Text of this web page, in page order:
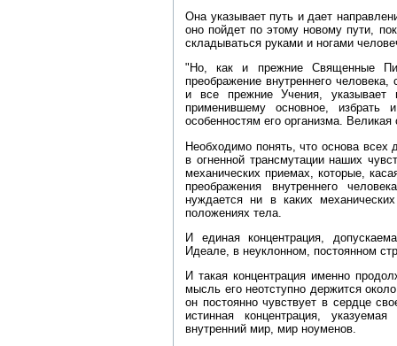
Она указывает путь и дает
оно пойдет по этому новому пути,
складываться руками и ногами
"Но, как и прежние Священные
преображение внутреннего
и все прежние Учения, указывает
применившему основное, избрать
особенностям его организма.
Необходимо понять, что основа
в огненной трансмутации наших
механических приемах, которые,
преображения внутреннего
нуждается ни в каких
положениях тела.
И единая концентрация,
Идеале, в неуклонном, постоянном
И такая концентрация именно
мысль его неотступно держится
он постоянно чувствует в сердце
истинная концентрация,
внутренний мир, мир ноуменов.